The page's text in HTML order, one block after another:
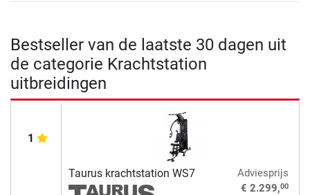
Bestseller van de laatste 30 dagen uit
de categorie Krachtstation
uitbreidingen
1
Taurus krachtstation WS7
Adviesprijs
€ 2.299,00